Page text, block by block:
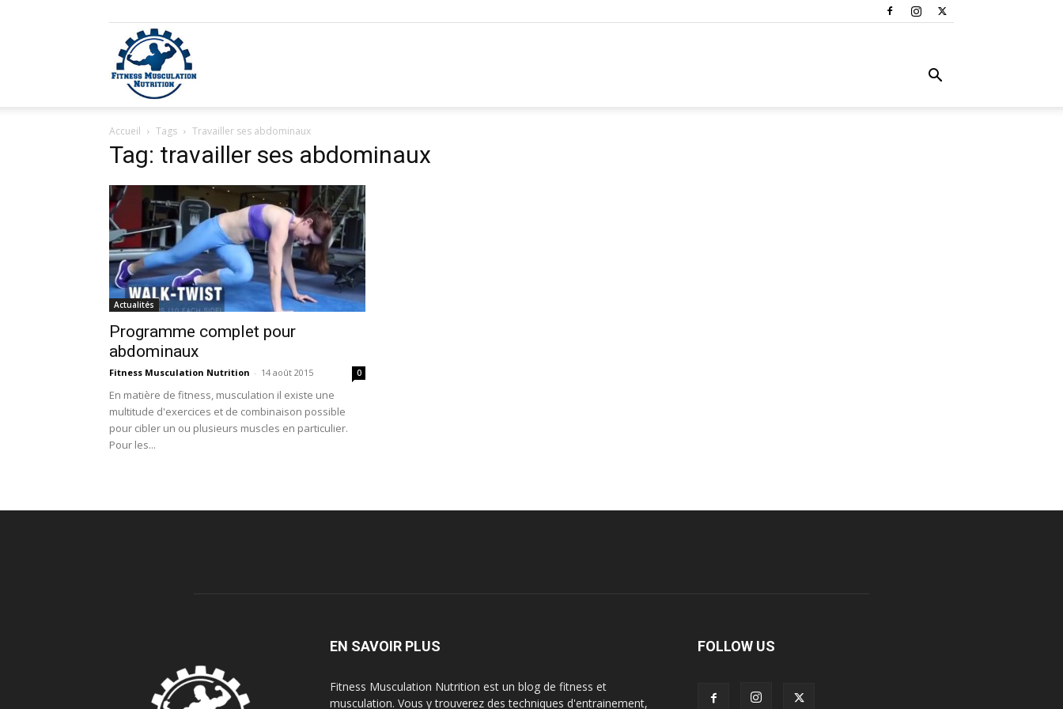
Musculation
Nutrition
Accueil Tags Travailler ses abdominaux
Tag: travailler ses abdominaux
Actualités
Programme complet pour
abdominaux
Fitness Musculation Nutrition - 14 août 2015 0
En matière de fitness, musculation il existe une
multitude d'exercices et de combinaison possible
pour cibler un ou plusieurs muscles en particulier.
Pour les...
EN SAVOIR PLUS
Fitness Musculation Nutrition est un blog de fitness et
musculation. Vous y trouverez des techniques d'entrainement,
FOLLOW US